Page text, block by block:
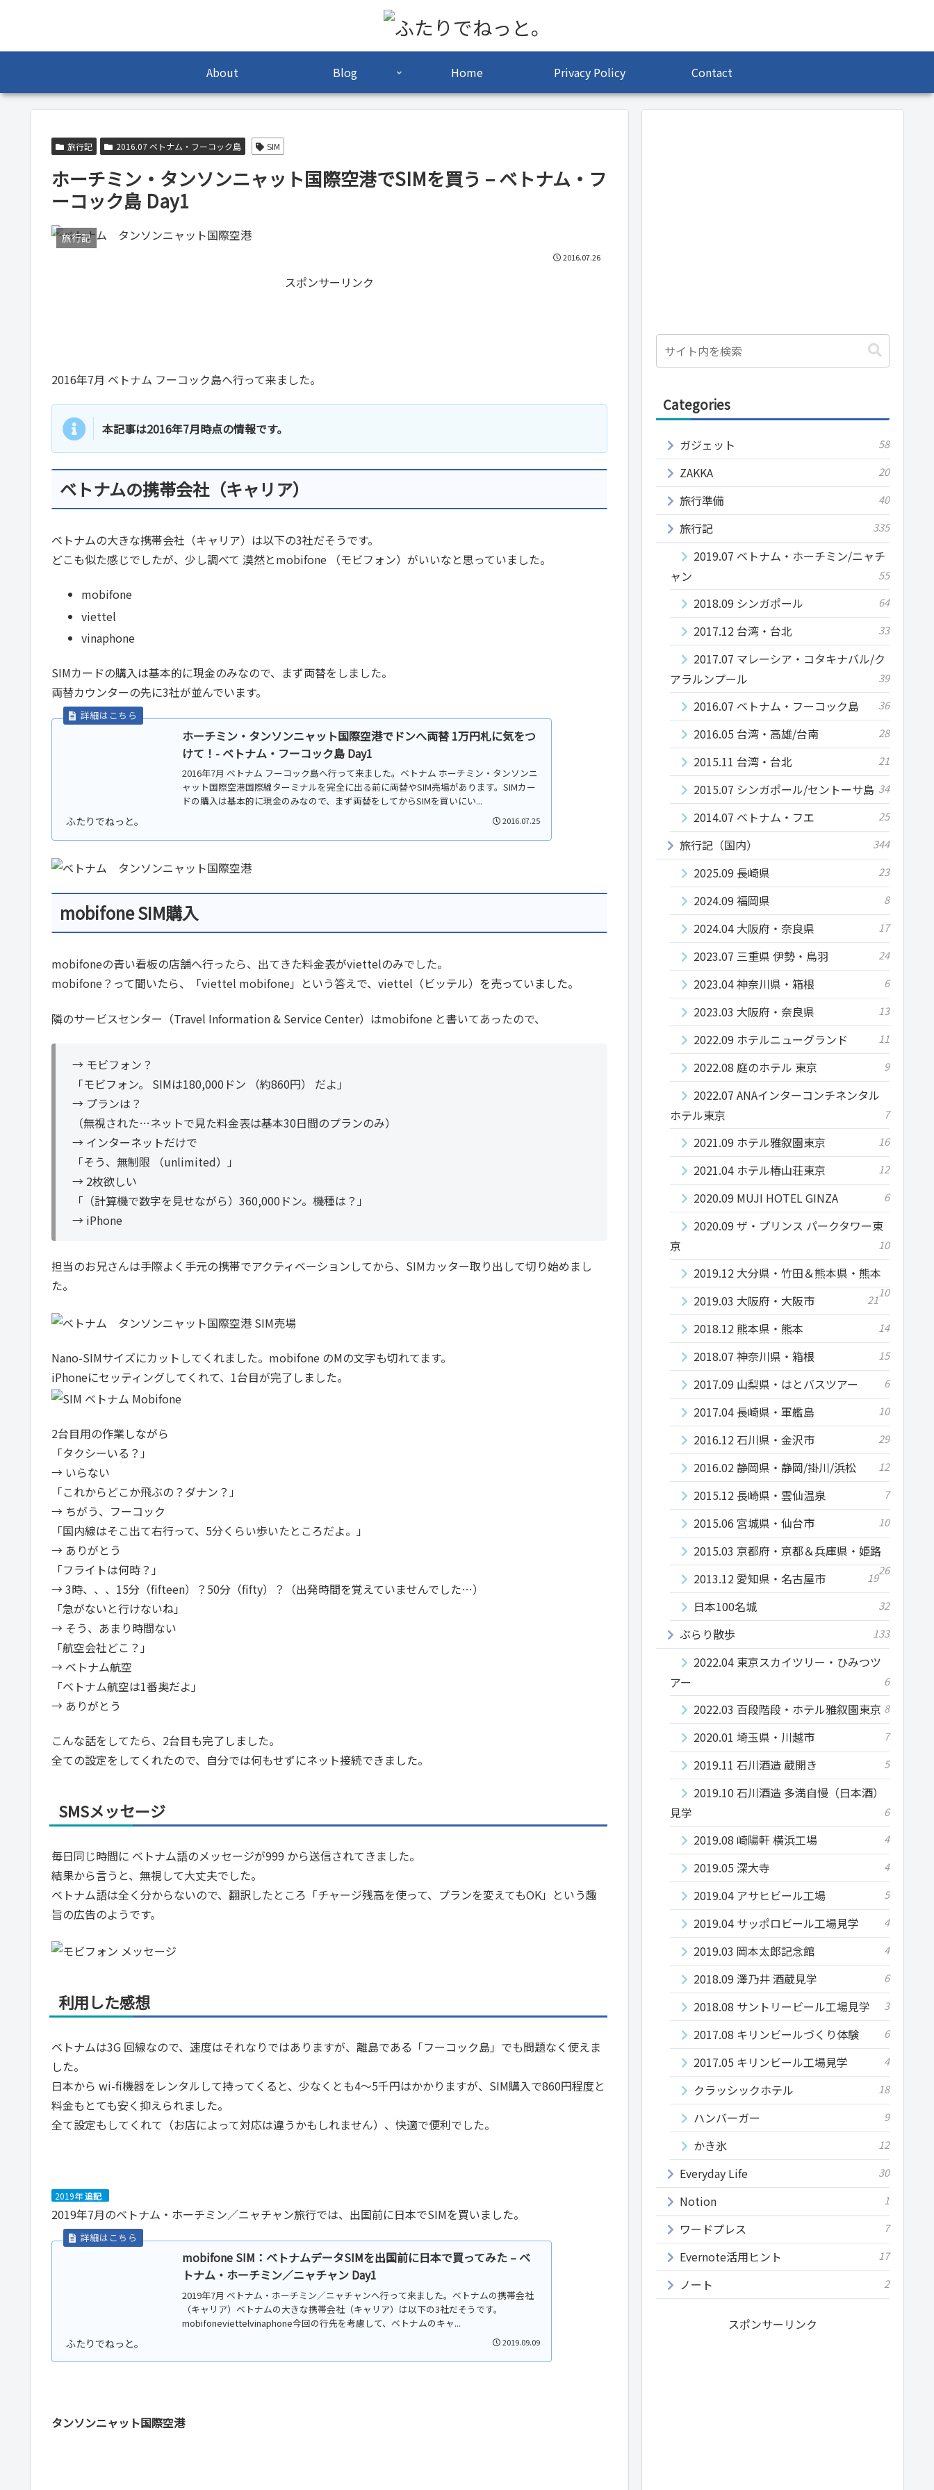
About Blog Home Privacy Policy Contact
旅行記 2016.07 ベトナム・フーコック島 SIM
ホーチミン・タンソンニャット国際空港でSIMを買う – ベトナム・フ
ーコック島 Day1
旅行記
2016.07.26
スポンサーリンク
2016年7月 ベトナム フーコック島へ行って来ました。
本記事は2016年7月時点の情報です。
ベトナムの携帯会社（キャリア）
ベトナムの大きな携帯会社（キャリア）は以下の3社だそうです。
どこも似た感じでしたが、少し調べて 漠然とmobifone （モビフォン）がいいなと思っていました。
mobifone
viettel
vinaphone
SIMカードの購入は基本的に現金のみなので、まず両替をしました。
両替カウンターの先に3社が並んでいます。
ホーチミン・タンソンニャット国際空港でドンへ両替 1万円札に気をつ
けて！- ベトナム・フーコック島 Day1
2016年7月 ベトナム フーコック島へ行って来ました。ベトナム ホーチミン・タンソンニ
ャット国際空港国際線ターミナルを完全に出る前に両替やSIM売場があります。SIMカー
ドの購入は基本的に現金のみなので、まず両替をしてからSIMを買いにい...
2016.07.25
mobifone SIM購入
mobifoneの青い看板の店舗へ行ったら、出てきた料金表がviettelのみでした。
mobifone？って聞いたら、「viettel mobifone」という答えで、viettel（ビッテル）を売っていました。
隣のサービスセンター（Travel Information & Service Center）はmobifone と書いてあったので、
→ モビフォン？
「モビフォン。 SIMは180,000ドン （約860円） だよ」
→ プランは？
（無視された…ネットで見た料金表は基本30日間のプランのみ）
→ インターネットだけで
「そう、無制限 （unlimited）」
→ 2枚欲しい
「（計算機で数字を見せながら）360,000ドン。機種は？」
→ iPhone
担当のお兄さんは手際よく手元の携帯でアクティベーションしてから、SIMカッター取り出して切り始めまし
た。
Nano-SIMサイズにカットしてくれました。mobifone のMの文字も切れてます。
iPhoneにセッティングしてくれて、1台目が完了しました。
2台目用の作業しながら
「タクシーいる？」
→ いらない
「これからどこか飛ぶの？ダナン？」
→ ちがう、フーコック
「国内線はそこ出て右行って、5分くらい歩いたところだよ。」
→ ありがとう
「フライトは何時？」
→ 3時、、、15分（fifteen）？50分（fifty）？（出発時間を覚えていませんでした…）
「急がないと行けないね」
→ そう、あまり時間ない
「航空会社どこ？」
→ ベトナム航空
「ベトナム航空は1番奥だよ」
→ ありがとう
こんな話をしてたら、2台目も完了しました。
全ての設定をしてくれたので、自分では何もせずにネット接続できました。
SMSメッセージ
毎日同じ時間に ベトナム語のメッセージが999 から送信されてきました。
結果から言うと、無視して大丈夫でした。
ベトナム語は全く分からないので、翻訳したところ「チャージ残高を使って、プランを変えてもOK」という趣
旨の広告のようです。
利用した感想
ベトナムは3G 回線なので、速度はそれなりではありますが、離島である「フーコック島」でも問題なく使えま
した。
日本から wi-fi機器をレンタルして持ってくると、少なくとも4～5千円はかかりますが、SIM購入で860円程度と
料金もとても安く抑えられました。
全て設定もしてくれて（お店によって対応は違うかもしれません）、快適で便利でした。
2019年追記
2019年7月のベトナム・ホーチミン／ニャチャン旅行では、出国前に日本でSIMを買いました。
mobifone SIM：ベトナムデータSIMを出国前に日本で買ってみた – ベ
トナム・ホーチミン／ニャチャン Day1
2019年7月 ベトナム・ホーチミン／ニャチャンへ行って来ました。ベトナムの携帯会社
（キャリア）ベトナムの大きな携帯会社（キャリア）は以下の3社だそうです。
mobifoneviettelvinaphone今回の行先を考慮して、ベトナムのキャ...
2019.09.09
タンソンニャット国際空港
Categories
ガジェット 58
ZAKKA 20
旅行準備 40
旅行記 335
2019.07 ベトナム・ホーチミン/ニャチ
ャン
55
2018.09 シンガポール 64
2017.12 台湾・台北 33
2017.07 マレーシア・コタキナバル/ク
アラルンプール
39
2016.07 ベトナム・フーコック島 36
2016.05 台湾・高雄/台南 28
2015.11 台湾・台北 21
2015.07 シンガポール/セントーサ島 34
2014.07 ベトナム・フエ 25
旅行記（国内） 344
2025.09 長崎県 23
2024.09 福岡県 8
2024.04 大阪府・奈良県 17
2023.07 三重県 伊勢・鳥羽 24
2023.04 神奈川県・箱根 6
2023.03 大阪府・奈良県 13
2022.09 ホテルニューグランド 11
2022.08 庭のホテル 東京 9
2022.07 ANAインターコンチネンタル
ホテル東京
7
2021.09 ホテル雅叙園東京 16
2021.04 ホテル椿山荘東京 12
2020.09 MUJI HOTEL GINZA 6
2020.09 ザ・プリンス パークタワー東
京
10
2019.12 大分県・竹田＆熊本県・熊本
10
2019.03 大阪府・大阪市 21
2018.12 熊本県・熊本 14
2018.07 神奈川県・箱根 15
2017.09 山梨県・はとバスツアー 6
2017.04 長崎県・軍艦島 10
2016.12 石川県・金沢市 29
2016.02 静岡県・静岡/掛川/浜松 12
2015.12 長崎県・雲仙温泉 7
2015.06 宮城県・仙台市 10
2015.03 京都府・京都＆兵庫県・姫路
26
2013.12 愛知県・名古屋市 19
日本100名城 32
ぶらり散歩 133
2022.04 東京スカイツリー・ひみつツ
アー
6
2022.03 百段階段・ホテル雅叙園東京 8
2020.01 埼玉県・川越市 7
2019.11 石川酒造 蔵開き 5
2019.10 石川酒造 多満自慢（日本酒）
見学
6
2019.08 崎陽軒 横浜工場 4
2019.05 深大寺 4
2019.04 アサヒビール工場 5
2019.04 サッポロビール工場見学 4
2019.03 岡本太郎記念館 4
2018.09 澤乃井 酒蔵見学 6
2018.08 サントリービール工場見学 3
2017.08 キリンビールづくり体験 6
2017.05 キリンビール工場見学 4
クラッシックホテル 18
ハンバーガー 9
かき氷 12
Everyday Life 30
Notion 1
ワードプレス 7
Evernote活用ヒント 17
ノート 2
スポンサーリンク